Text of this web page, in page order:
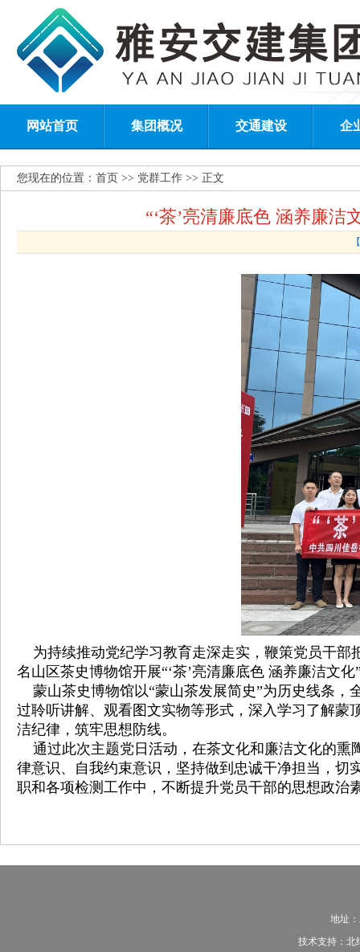
网站首页 集团概况 交通建设 企
您现在的位置： 首页 >> 党群工作 >> 正文
“‘茶’亮清廉底色 涵养廉
为持续推动党纪学习教育走深走实，鞭策党员干部
名山区茶史博物馆开展“‘茶’亮清廉底色 涵养廉洁文
蒙山茶史博物馆以“蒙山茶发展简史”为历史线条，
过聆听讲解、观看图文实物等形式，深入学习了解
洁纪律，筑牢思想防线。
通过此次主题党日活动，在茶文化和廉洁文化的熏
律意识、自我约束意识，坚持做到忠诚干净担当，
职和各项检测工作中，不断提升党员干部的思想政
地址
技术支持： 北